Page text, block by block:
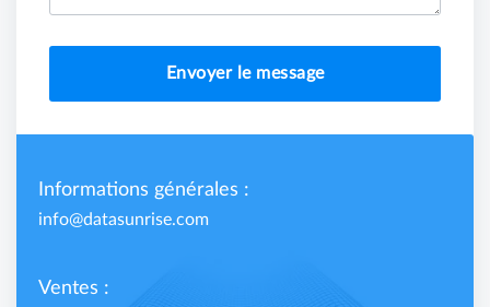
Envoyer le message
Informations générales :
info@datasunrise.com
Ventes :